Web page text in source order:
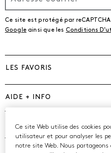
Ce site est protégé par
Googleainsi que les Conditions
LES FAVORIS
AIDE + INFO
MARQUES
Ce site Web utilise des cookies
utilisateur et pour analyser les
notre site Web. Nous